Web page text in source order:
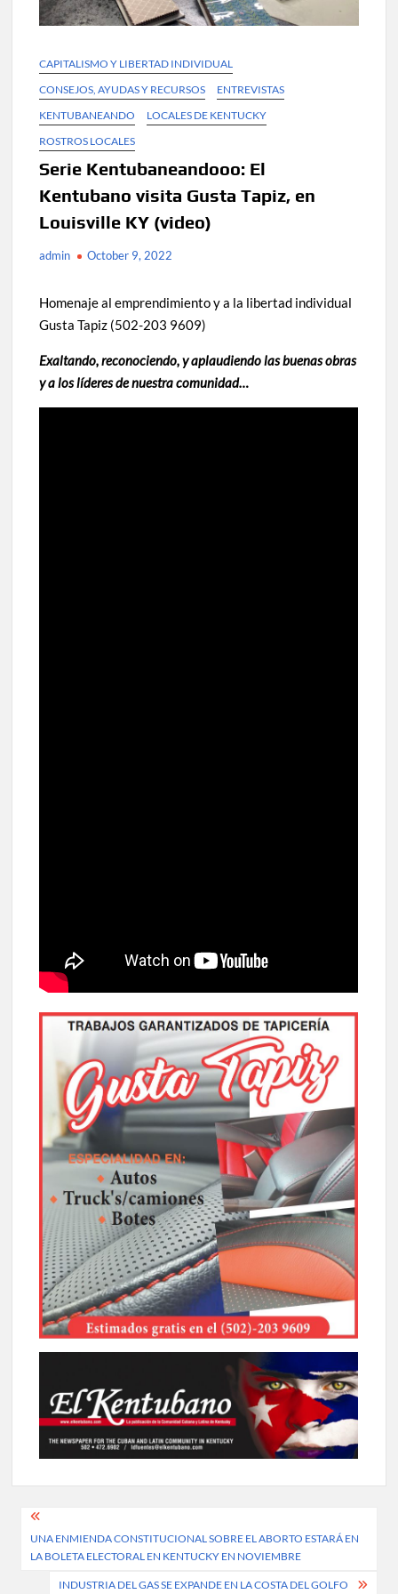
CAPITALISMO Y LIBERTAD INDIVIDUAL
CONSEJOS, AYUDAS Y RECURSOS
ENTREVISTAS
KENTUBANEANDO
LOCALES DE KENTUCKY
ROSTROS LOCALES
Serie Kentubaneandooo: El
Kentubano visita Gusta Tapiz, en
Louisville KY (video)
admin October 9, 2022
Homenaje al emprendimiento y a la libertad individual
Gusta Tapiz (502-203 9609)
Exaltando, reconociendo, y aplaudiendo las buenas obras
y a los líderes de nuestra comunidad…
Post
navigation
UNA ENMIENDA CONSTITUCIONAL SOBRE EL ABORTO ESTARÁ EN
LA BOLETA ELECTORAL EN KENTUCKY EN NOVIEMBRE
INDUSTRIA DEL GAS SE EXPANDE EN LA COSTA DEL GOLFO